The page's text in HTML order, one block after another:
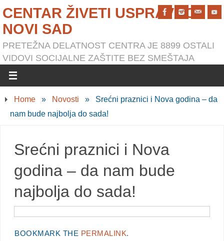
CENTAR ŽIVETI USPRAVNO
NOVI SAD
PRETEŽNA DELATNOST CENTRA JE 8899 OSTALI
VIDOVI SOCIJALNE ZAŠTITE BEZ SMEŠTAJA
Home » Novosti »
Srećni praznici i Nova godina – da
nam bude najbolja do sada!
Srećni praznici i Nova
godina – da nam bude
najbolja do sada!
BOOKMARK THE PERMALINK.